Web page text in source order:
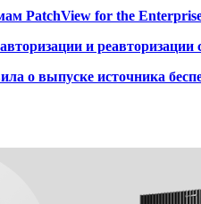
PatchView for the
и
о выпуске источника